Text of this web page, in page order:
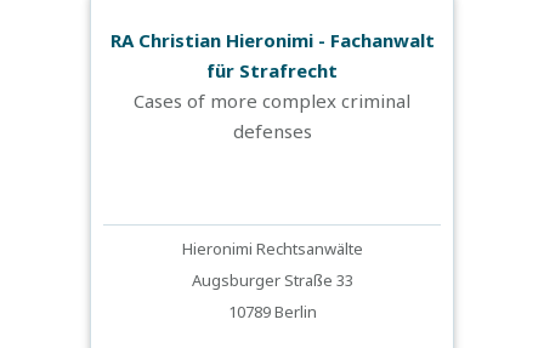
RA Christian Hieronimi - Fachanwalt
für Strafrecht
Cases of more complex criminal
defenses
Hieronimi Rechtsanwälte
Augsburger Straße 33
10789 Berlin